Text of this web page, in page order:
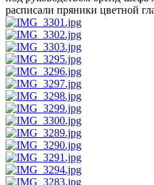
расписали пряники цветной